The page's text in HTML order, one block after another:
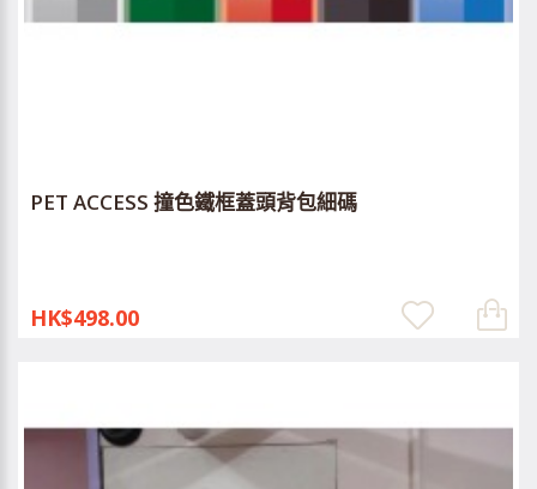
PET ACCESS 撞色鐵框蓋頭背包細碼
HK$498.00